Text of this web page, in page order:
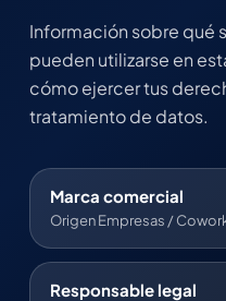
Información sobre qué
pueden utilizarse en
cómo ejercer tus
tratamiento de datos.
Marca comercial
Origen Empresas /
Responsable legal